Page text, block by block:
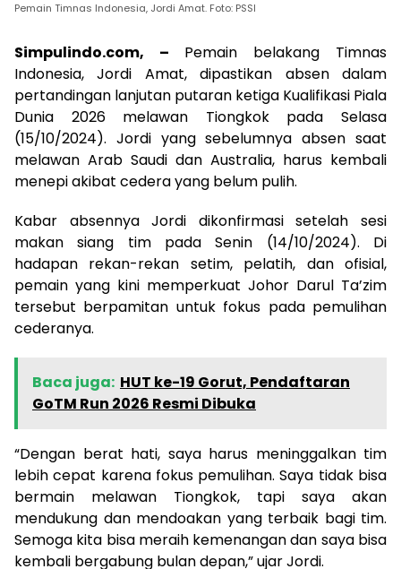
Pemain Timnas Indonesia, Jordi Amat. Foto: PSSI
Simpulindo.com, – Pemain belakang Timnas
Indonesia, Jordi Amat, dipastikan absen dalam
pertandingan lanjutan putaran ketiga Kualifikasi Piala
Dunia 2026 melawan Tiongkok pada Selasa
(15/10/2024). Jordi yang sebelumnya absen saat
melawan Arab Saudi dan Australia, harus kembali
menepi akibat cedera yang belum pulih.
Kabar absennya Jordi dikonfirmasi setelah sesi
makan siang tim pada Senin (14/10/2024). Di
hadapan rekan-rekan setim, pelatih, dan ofisial,
pemain yang kini memperkuat Johor Darul Ta’zim
tersebut berpamitan untuk fokus pada pemulihan
cederanya.
Baca juga: HUT ke-19 Gorut, Pendaftaran
GoTM Run 2026 Resmi Dibuka
“Dengan berat hati, saya harus meninggalkan tim
lebih cepat karena fokus pemulihan. Saya tidak bisa
bermain melawan Tiongkok, tapi saya akan
mendukung dan mendoakan yang terbaik bagi tim.
Semoga kita bisa meraih kemenangan dan saya bisa
kembali bergabung bulan depan,” ujar Jordi.